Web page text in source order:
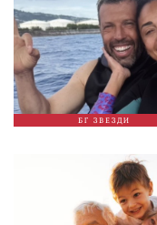
БГ ЗВЕЗДИ